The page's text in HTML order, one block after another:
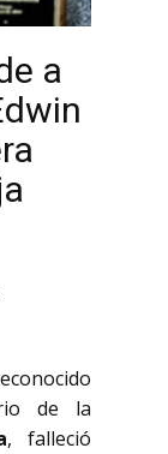
a
de la
, falleció